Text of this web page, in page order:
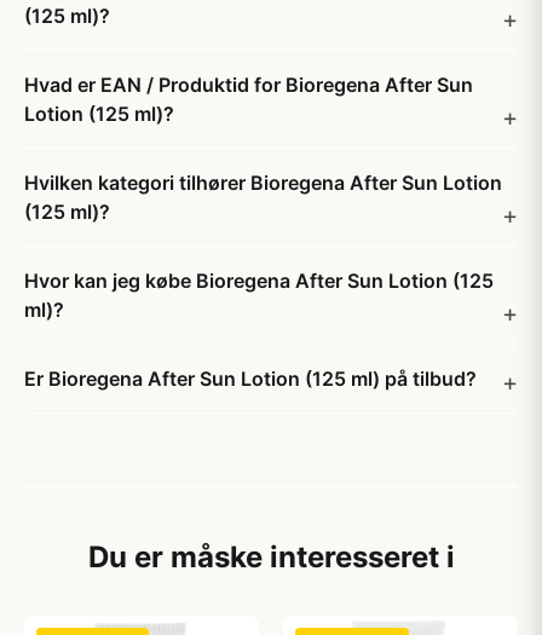
(125 ml)?
Hvad er EAN / Produktid for Bioregena After Sun
Lotion (125 ml)?
Hvilken kategori tilhører Bioregena After Sun Lotion
(125 ml)?
Hvor kan jeg købe Bioregena After Sun Lotion (125
ml)?
Er Bioregena After Sun Lotion (125 ml) på tilbud?
Du er måske interesseret i